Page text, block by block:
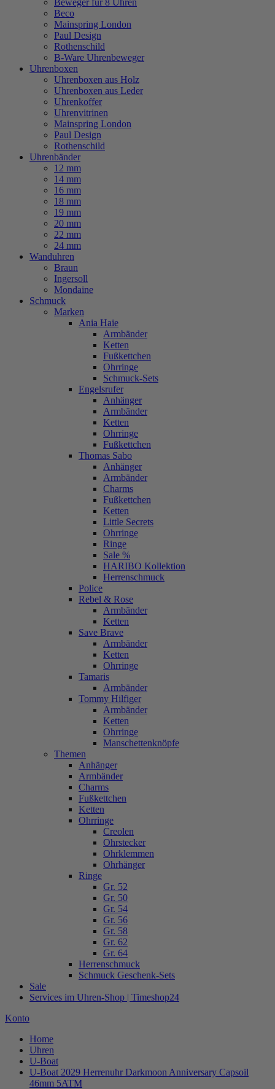
Beweger für 8 Uhren
Beco
Mainspring London
Paul Design
Rothenschild
B-Ware Uhrenbeweger
Uhrenboxen
Uhrenboxen aus Holz
Uhrenboxen aus Leder
Uhrenkoffer
Uhrenvitrinen
Mainspring London
Paul Design
Rothenschild
Uhrenbänder
12 mm
14 mm
16 mm
18 mm
19 mm
20 mm
22 mm
24 mm
Wanduhren
Braun
Ingersoll
Mondaine
Schmuck
Marken
Ania Haie
Armbänder
Ketten
Fußkettchen
Ohrringe
Schmuck-Sets
Engelsrufer
Anhänger
Armbänder
Ketten
Ohrringe
Fußkettchen
Thomas Sabo
Anhänger
Armbänder
Charms
Fußkettchen
Ketten
Little Secrets
Ohrringe
Ringe
Sale %
HARIBO Kollektion
Herrenschmuck
Police
Rebel & Rose
Armbänder
Ketten
Save Brave
Armbänder
Ketten
Ohrringe
Tamaris
Armbänder
Tommy Hilfiger
Armbänder
Ketten
Ohrringe
Manschettenknöpfe
Themen
Anhänger
Armbänder
Charms
Fußkettchen
Ketten
Ohrringe
Creolen
Ohrstecker
Ohrklemmen
Ohrhänger
Ringe
Gr. 52
Gr. 50
Gr. 54
Gr. 56
Gr. 58
Gr. 62
Gr. 64
Herrenschmuck
Schmuck Geschenk-Sets
Sale
Services im Uhren-Shop | Timeshop24
Konto
Home
Uhren
U-Boat
U-Boat 2029 Herrenuhr Darkmoon Anniversary Capsoil
46mm 5ATM